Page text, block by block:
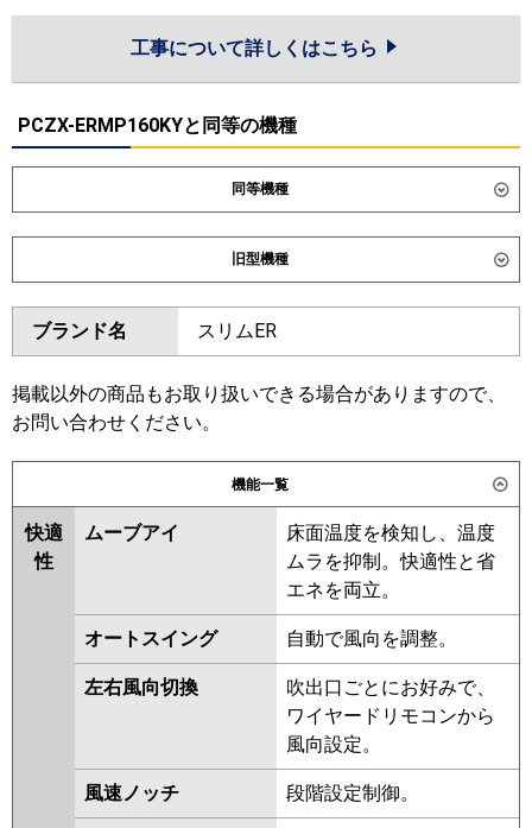
工事について詳しくはこちら
PCZX-ERMP160KYと同等の機種
同等機種
ダイキン SZRH160CND SZRH160CD
SZRHU160CD
東芝 GPHB16011MUB
GCEB16011XU GCEB16011MUB
GCSB16014MUB
PCZX-HRMP160K6
HRMP160KL6 PCZX-
ERMP160KL6 PCZX-ERMP160K6
RPC-GP160RHNP5 RPC-
GP160RSHP11
三菱重工 FDEV1606HP6S
PA-P160T7KDNC
PA-
P160T7KDNCX PA-P160T7KDC
PA-P160T7HDNCX PA-
P160T7HDC PA-P160T7HDNC
旧型機種
ダイキン SZRT160BYD SZRH160BYD
SZRH160BYND
SZRT160BJD SZRH160BJD
SZRH160BJND SZRJH160BJD
SZRU160BJD
SDRT160BD
SDRH160BND SDRU160BD
SDRU160BND SDRHU160BD
SZRT160BFD SZRH160BFD
SZRH160BFND SZRU160BFD
SZRU160BFND SZRHU160BFD
SZRT160BCD SZRHU160BCD
SZRH160BCD SZRH160BCND
SZRU160BCD SZRU160BCND
RPSB16034MUB RCSB16044MUB
RCSB16044XU RPHB16031MUB
RPSB16033MUB
RCHB16041MUB
ブランド名 スリムER
掲載以外の商品もお取り扱いできる場合がありますので、
お問い合わせください。
機能一覧
快適
性
ムーブアイ
床面温度を検知し、温度
ムラを抑制。快適性と省
エネを両立。
オートスイング 自動で風向を調整。
左右風向切換
吹出口ごとにお好みで、
ワイヤードリモコンから
風向設定。
風速ノッチ 段階設定制御。